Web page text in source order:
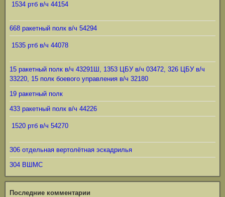
1534 ртб в/ч 44154
668 ракетный полк в/ч 54294
1535 ртб в/ч 44078
15 ракетный полк в/ч 43291Ш, 1353 ЦБУ в/ч 03472, 326 ЦБУ в/ч
33220, 15 полк боевого управления в/ч 32180
19 ракетный полк
433 ракетный полк в/ч 44226
1520 ртб в/ч 54270
306 отдельная вертолётная эскадрилья
304 ВШМС
Последние комментарии